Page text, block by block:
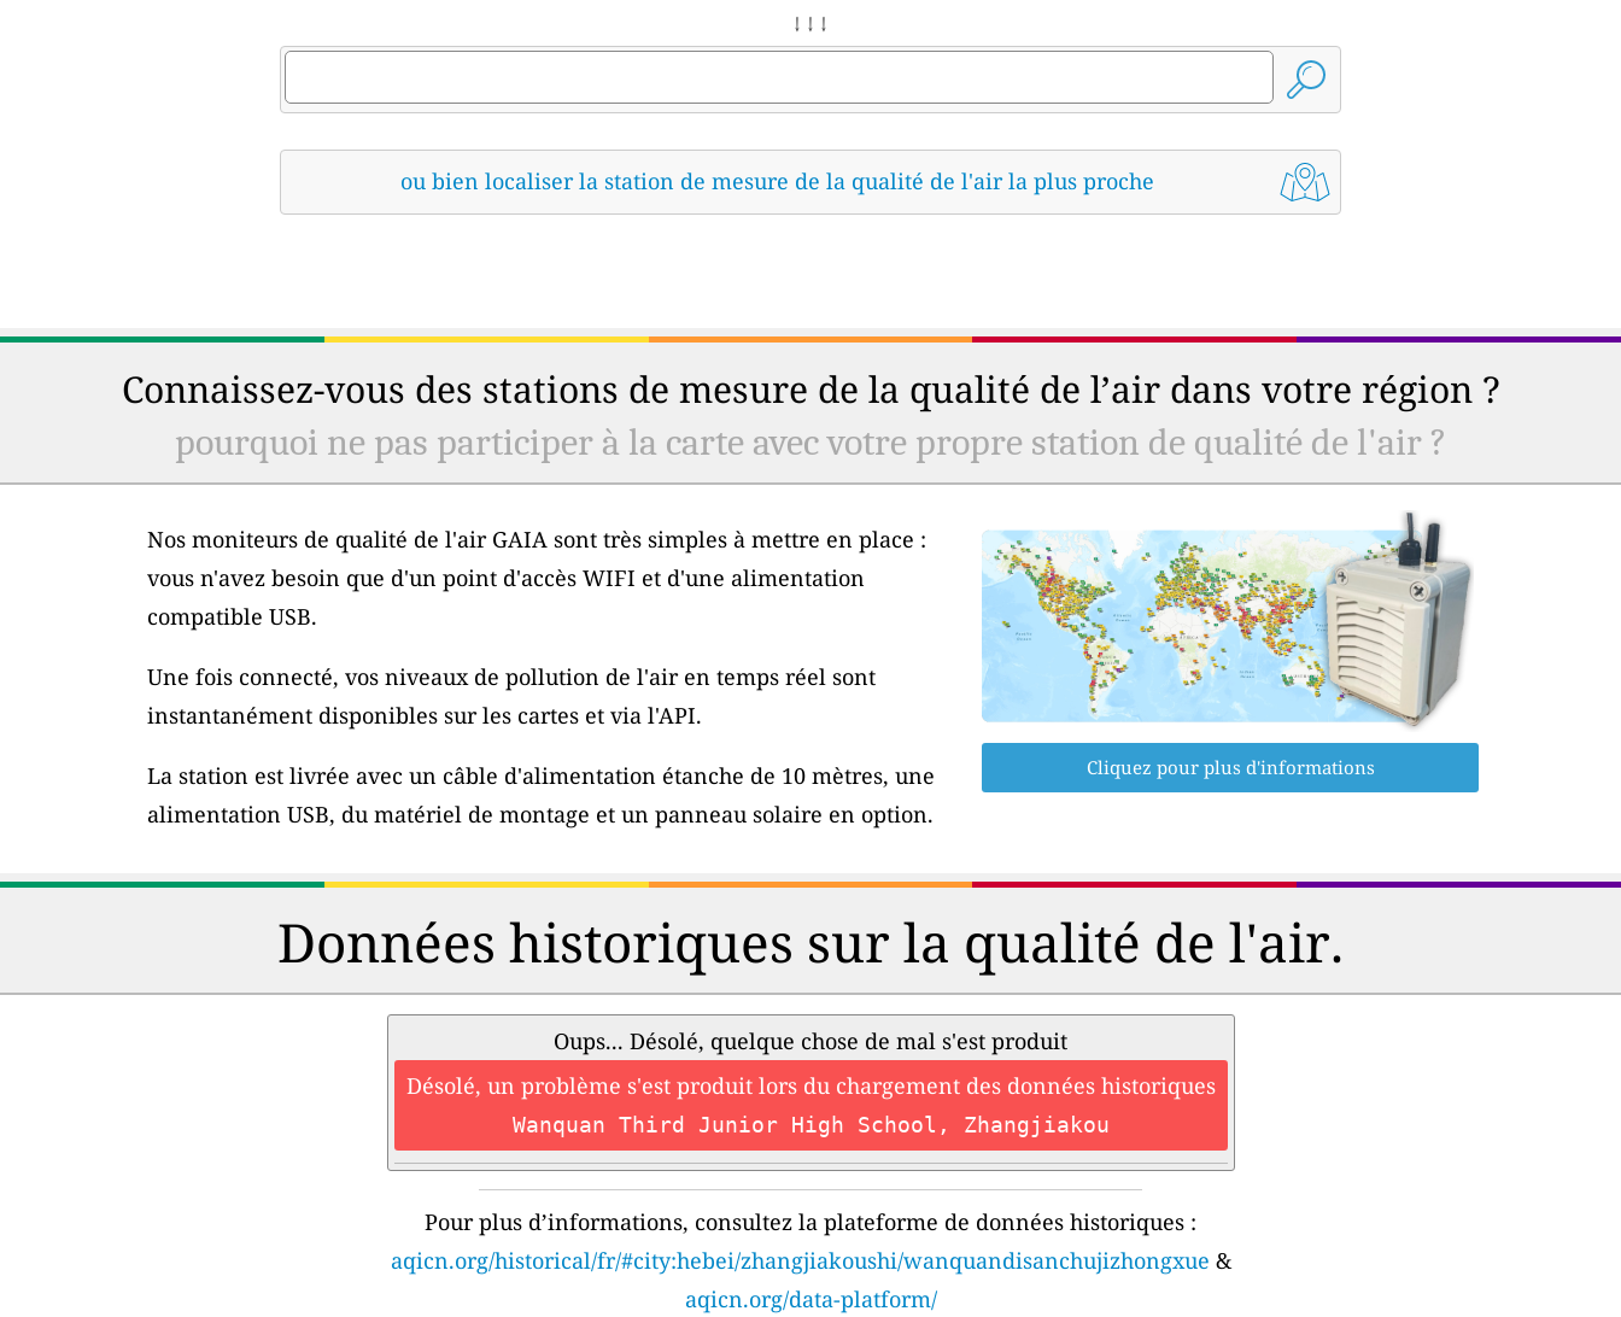
↓ ↓ ↓
ou bien localiser la station de mesure de la qualité de l'air la plus proche
Connaissez-vous des stations de mesure de la qualité de l’air dans votre région ?
pourquoi ne pas participer à la carte avec votre propre station de qualité de l'air ?
Nos moniteurs de qualité de l'air GAIA sont très simples à mettre en place :
vous n'avez besoin que d'un point d'accès WIFI et d'une alimentation
compatible USB.
Une fois connecté, vos niveaux de pollution de l'air en temps réel sont
instantanément disponibles sur les cartes et via l'API.
La station est livrée avec un câble d'alimentation étanche de 10 mètres, une
alimentation USB, du matériel de montage et un panneau solaire en option.
Cliquez pour plus d'informations
Données historiques sur la qualité de l'air.
Oups... Désolé, quelque chose de mal s'est produit
Désolé, un problème s'est produit lors du chargement des données historiques
Wanquan Third Junior High School, Zhangjiakou
Pour plus d’informations, consultez la plateforme de données historiques :
aqicn.org/historical/fr/#city:hebei/zhangjiakoushi/wanquandisanchujizhongxue &
aqicn.org/data-platform/